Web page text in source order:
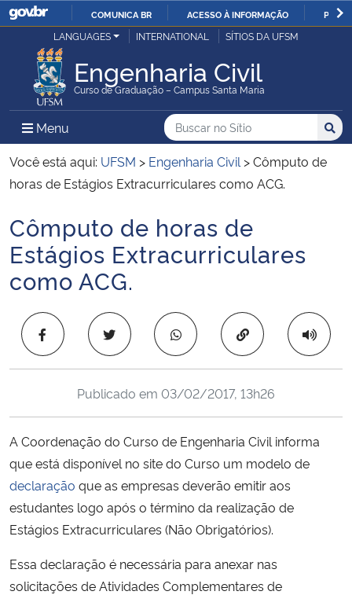
IR
O
COMUNICA BR ACESSO À INFORMAÇÃO
Ministério da Justiça e Segurança Pública
Ministério da Defesa
Ministério das Relações Exteriores
Ministério da Infraestrutura
Ministério da Agricultura, Pecuária e Abastecimento
Ministério da Educação
Ministério de Minas e Energia
Ministério da Ciência, Tecnologia, Inovações e Comunicações
Ministério do Meio Ambiente
Ministério do Turismo
LANGUAGES INTERNATIONAL SÍTIOS DA UFSM
Engenharia Civil
Curso de Graduação – Campus Santa Maria
Menu Menu Principal do Sítio
Busca
Buscar no no Sítio
Busca:
Você está aqui: UFSM > Engenharia Civil >Cômputo de
horas de Estágios Extracurriculares como ACG.
Início do conteúdo
Cômputo de horas de
Estágios Extracurriculares
como ACG.
Copiar para área
Publicado em 03/02/2017, 13h26
A Coordenação do Curso de Engenharia Civil informa
que está disponível no site do Curso um modelo de
declaração que as empresas deverão emitir aos
estudantes logo após o término da realização de
Estágios Extracurriculares (Não Obrigatórios).
Essa declaração é necessária para anexar nas
solicitações de Atividades Complementares de